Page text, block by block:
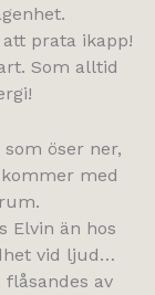
prata ikapp!
Som alltid
öser ner,
med
Elvin än hos
vid ljud…
av